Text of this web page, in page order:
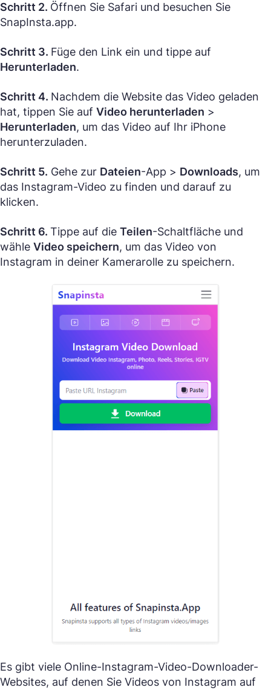
Schritt 2. Öffnen Sie Safari und besuchen Sie
SnapInsta.app.
Schritt 3. Füge den Link ein und tippe auf
Herunterladen.
Schritt 4. Nachdem die Website das Video geladen
hat, tippen Sie auf Video herunterladen >
Herunterladen, um das Video auf Ihr iPhone
herunterzuladen.
Schritt 5. Gehe zur Dateien-App > Downloads, um
das Instagram-Video zu finden und darauf zu
klicken.
Schritt 6. Tippe auf die Teilen-Schaltfläche und
wähle Video speichern, um das Video von
Instagram in deiner Kamerarolle zu speichern.
Es gibt viele Online-Instagram-Video-Downloader-
Websites, auf denen Sie Videos von Instagram auf